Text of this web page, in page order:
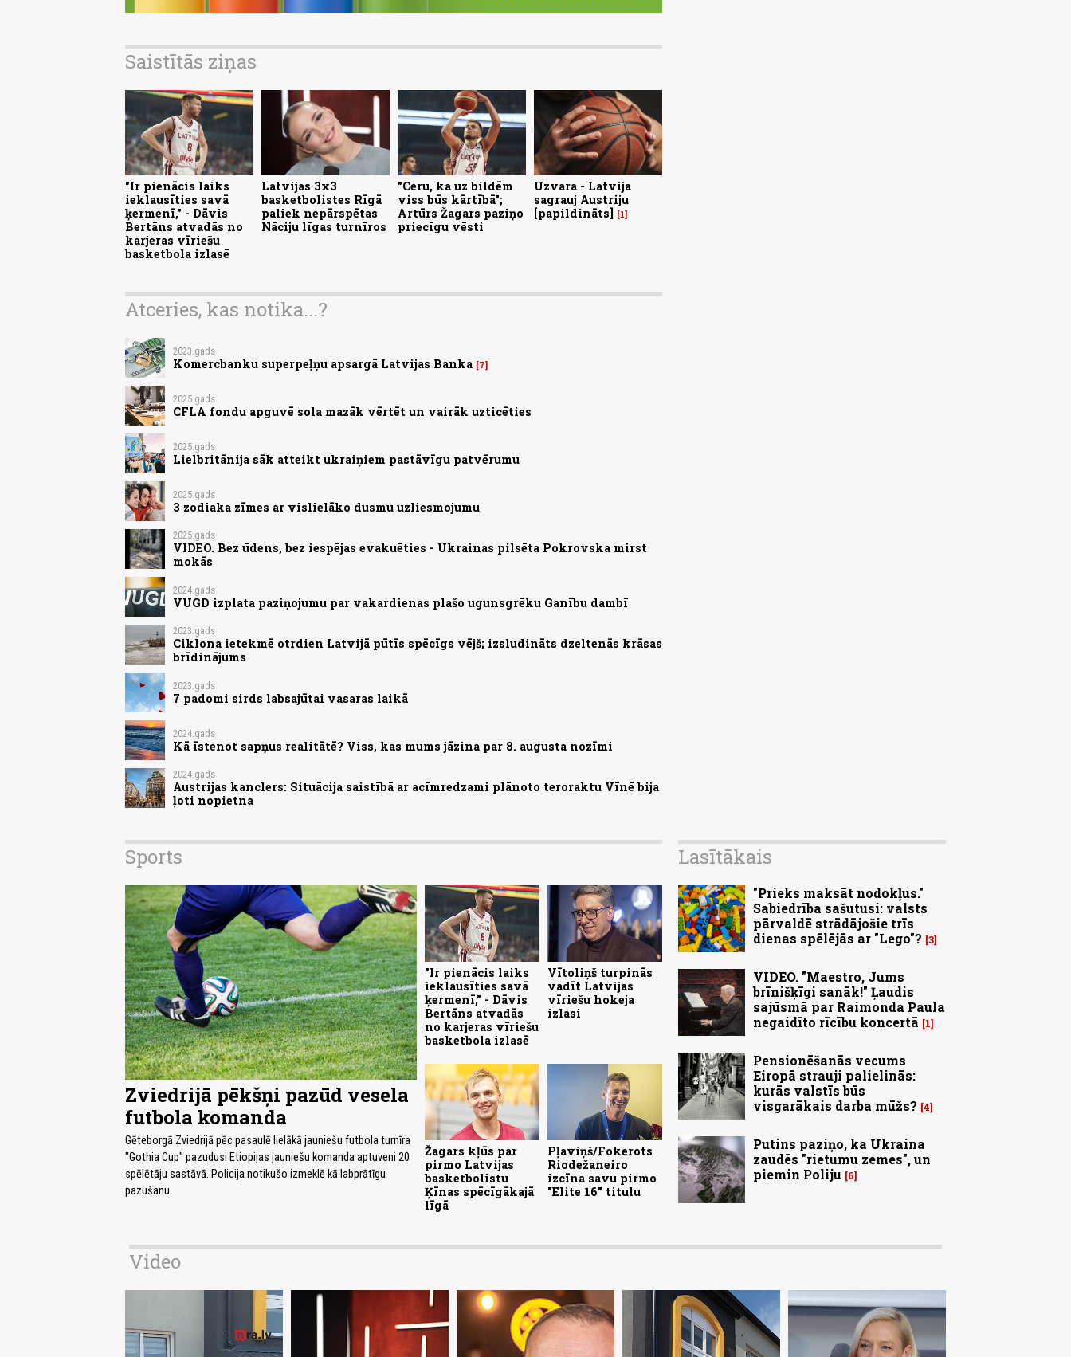
Saistītās ziņas
"Ir pienācis laiks
ieklausīties savā
ķermenī," - Dāvis
Bertāns atvadās no
karjeras vīriešu
basketbola izlasē
Latvijas 3x3
basketbolistes Rīgā
paliek nepārspētas
Nāciju līgas turnīros
"Ceru, ka uz bildēm
viss būs kārtībā";
Artūrs Žagars paziņo
priecīgu vēsti
Uzvara - Latvija
sagrauj Austriju
[papildināts]
1
Atceries, kas notika...?
2023.gads
Komercbanku superpeļņu apsargā Latvijas Banka 7
2025.gads
CFLA fondu apguvē sola mazāk vērtēt un vairāk uzticēties
2025.gads
Lielbritānija sāk atteikt ukraiņiem pastāvīgu patvērumu
2025.gads
3 zodiaka zīmes ar vislielāko dusmu uzliesmojumu
2025.gads
VIDEO. Bez ūdens, bez iespējas evakuēties - Ukrainas pilsēta Pokrovska mirst
mokās
2024.gads
VUGD izplata paziņojumu par vakardienas plašo ugunsgrēku Ganību dambī
2023.gads
Ciklona ietekmē otrdien Latvijā pūtīs spēcīgs vējš; izsludināts dzeltenās krāsas
brīdinājums
2023.gads
7 padomi sirds labsajūtai vasaras laikā
2024.gads
Kā īstenot sapņus realitātē? Viss, kas mums jāzina par 8. augusta nozīmi
2024.gads
Austrijas kanclers: Situācija saistībā ar acīmredzami plānoto teroraktu Vīnē bija
ļoti nopietna
Sports
Zviedrijā pēkšņi pazūd vesela
futbola komanda
Gēteborgā Zviedrijā pēc pasaulē lielākā jauniešu futbola turnīra
"Gothia Cup" pazudusi Etiopijas jauniešu komanda aptuveni 20
spēlētāju sastāvā. Policija notikušo izmeklē kā labprātīgu
pazušanu.
"Ir pienācis laiks
ieklausīties savā
ķermenī," - Dāvis
Bertāns atvadās
no karjeras vīriešu
basketbola izlasē
Vītoliņš turpinās
vadīt Latvijas
vīriešu hokeja
izlasi
Žagars kļūs par
pirmo Latvijas
basketbolistu
Ķīnas spēcīgākajā
līgā
Pļaviņš/Fokerots
Riodežaneiro
izcīna savu pirmo
"Elite 16" titulu
Lasītākais
"Prieks maksāt nodokļus."
Sabiedrība sašutusi: valsts
pārvaldē strādājošie trīs
dienas spēlējās ar "Lego"? 3
VIDEO. "Maestro, Jums
brīnišķīgi sanāk!" Ļaudis
sajūsmā par Raimonda Paula
negaidīto rīcību koncertā
1
Pensionēšanās vecums
Eiropā strauji palielinās:
kurās valstīs būs
visgarākais darba mūžs? 4
Putins paziņo, ka Ukraina
zaudēs "rietumu zemes", un
piemin Poliju 6
Video